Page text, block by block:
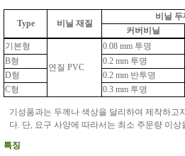
Type 비닐 재질
비닐
커버비닐
기본형
연질 PVC
0.08 mm 투명
B형
0.2 mm 투명
D형
0.2 mm 반투명
C형
0.3 mm 투명
기성품과는 두께나 색상을 달리하여 제작하고
다. 단, 요구 사양에 따라서는 최소 주문량 이
특징